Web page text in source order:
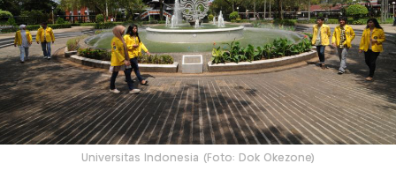
Universitas Indonesia (Foto: Dok Okezone)